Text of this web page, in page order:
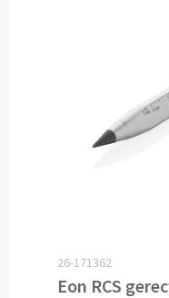
Custom made
Custom made IZY
Lunchbekers
26-171362
Eon RCS